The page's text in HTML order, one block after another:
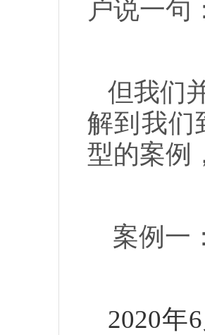
户说一句
但我们
解到我们
型的案例
案例一
2020年